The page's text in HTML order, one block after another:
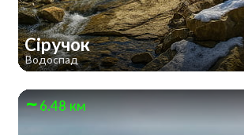
Сіручок
Водоспад
6.48 км